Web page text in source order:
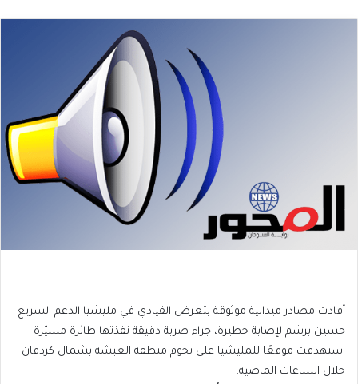
أفادت مصادر ميدانية موثوقة بتعرض القيادي في مليشيا الدعم السريع
حسين برشم لإصابة خطيرة، جراء ضربة دقيقة نفذتها طائرة مسيّرة
استهدفت موقعًا للمليشيا على تخوم منطقة الغبشة بشمال كردفان
خلال الساعات الماضية.